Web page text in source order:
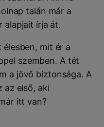
talán már a
alapjait írja át.
mit ér a
szemben. A tét
a jövő biztonsága. A
az első, aki
itt van?